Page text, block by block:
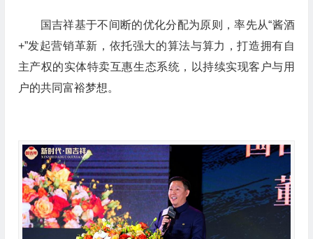
国吉祥基于不间断的优化分配为原则，率先从“酱酒
+”发起营销革新，依托强大的算法与算力，打造拥有自
主产权的实体特卖互惠生态系统，以持续实现客户与用
户的共同富裕梦想。